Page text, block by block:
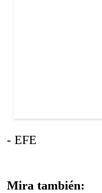
- EFE
Mira también: